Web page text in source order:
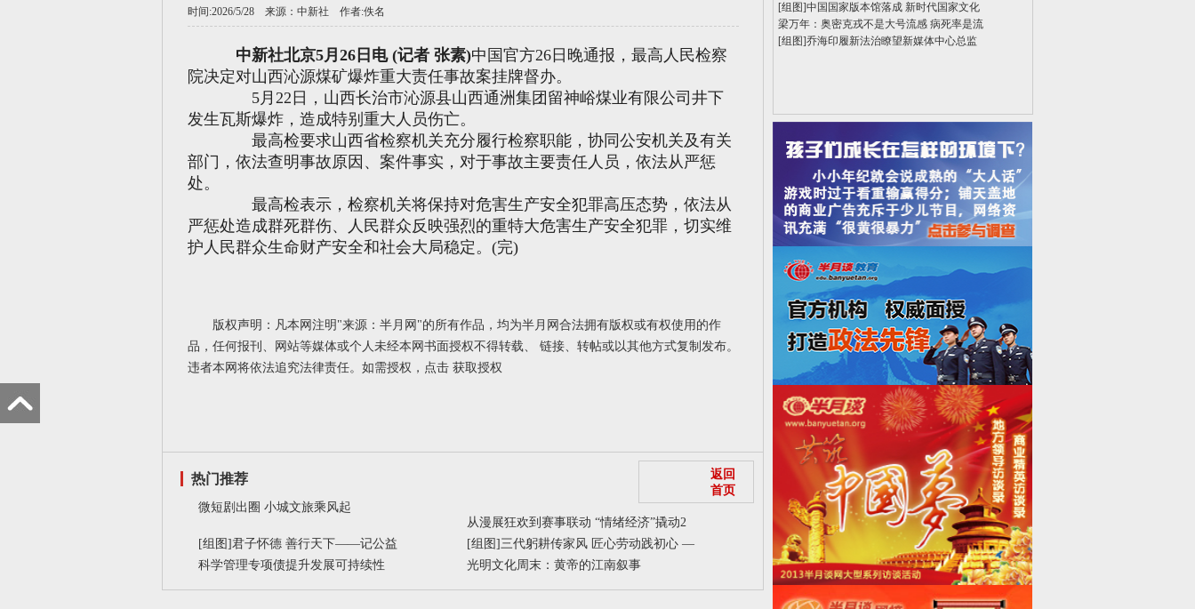
时间:2026/5/28 来源： 中新社 作者:佚名
中新社北京5月26日电 (记者 张素)中国官方26日晚通报，最高人民检察
院决定对山西沁源煤矿爆炸重大责任事故案挂牌督办。
5月22日，山西长治市沁源县山西通洲集团留神峪煤业有限公司井下
发生瓦斯爆炸，造成特别重大人员伤亡。
最高检要求山西省检察机关充分履行检察职能，协同公安机关及有关
部门，依法查明事故原因、案件事实，对于事故主要责任人员，依法从严惩
处。
最高检表示，检察机关将保持对危害生产安全犯罪高压态势，依法从
严惩处造成群死群伤、人民群众反映强烈的重特大危害生产安全犯罪，切实维
护人民群众生命财产安全和社会大局稳定。(完)
版权声明：凡本网注明"来源：半月网"的所有作品，均为半月网合法拥有版权或有权使用的作
品，任何报刊、网站等媒体或个人未经本网书面授权不得转载、 链接、转帖或以其他方式复制发布。
违者本网将依法追究法律责任。如需授权，点击 获取授权
返回
首页
热门推荐
微短剧出圈 小城文旅乘风起
从漫展狂欢到赛事联动 “情绪经济”撬动2
[组图]君子怀德 善行天下——记公益 [组图]三代躬耕传家风 匠心劳动践初心 —
科学管理专项债提升发展可持续性
光明文化周末：黄帝的江南叙事
[组图]中国国家版本馆落成 新时代国家文化
梁万年：奥密克戎不是大号流感 病死率是流
[组图]乔海印履新法治瞭望新媒体中心总监